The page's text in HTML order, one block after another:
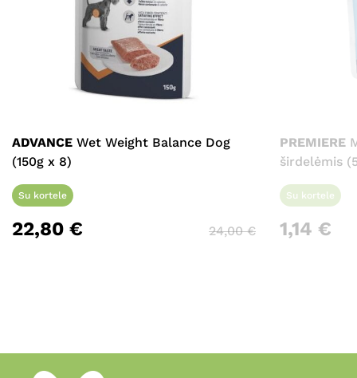
ADVANCE Wet Weight Balance Dog
(150g x 8)
Su kortele
22,80 € 24,00€
PREMIERE
širdelėmis
Su kortele
1,14 €